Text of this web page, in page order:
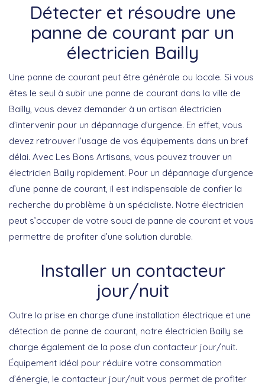
Détecter et résoudre une
panne de courant par un
électricien Bailly
Une panne de courant peut être générale ou locale. Si vous
êtes le seul à subir une panne de courant dans la ville de
Bailly, vous devez demander à un artisan électricien
d’intervenir pour un dépannage d’urgence. En effet, vous
devez retrouver l’usage de vos équipements dans un bref
délai. Avec Les Bons Artisans, vous pouvez trouver un
électricien Bailly rapidement. Pour un dépannage d’urgence
d’une panne de courant, il est indispensable de confier la
recherche du problème à un spécialiste. Notre électricien
peut s’occuper de votre souci de panne de courant et vous
permettre de profiter d’une solution durable.
Installer un contacteur
jour/nuit
Outre la prise en charge d’une installation électrique et une
détection de panne de courant, notre électricien Bailly se
charge également de la pose d’un contacteur jour/nuit.
Équipement idéal pour réduire votre consommation
d’énergie, le contacteur jour/nuit vous permet de profiter